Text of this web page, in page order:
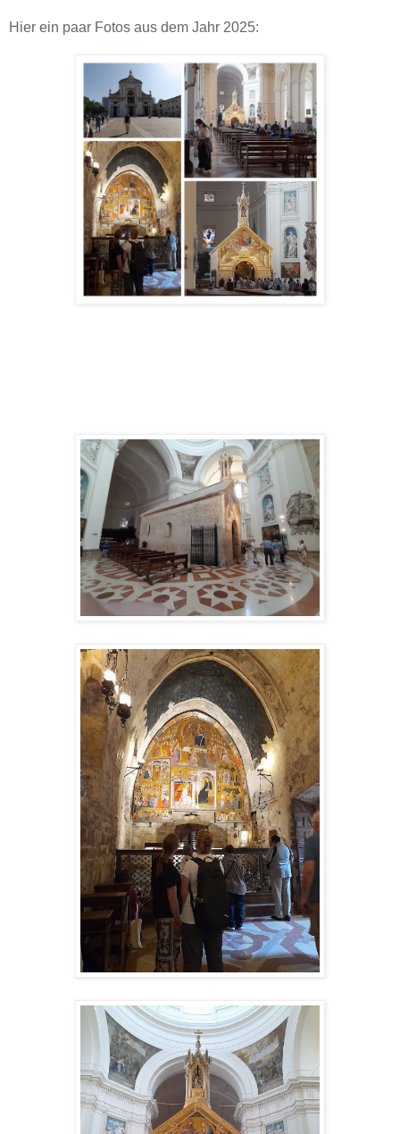
Hier ein paar Fotos aus dem Jahr 2025: